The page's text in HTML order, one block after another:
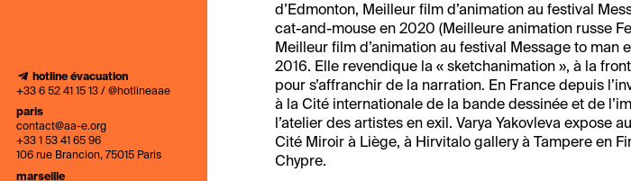
hotline évacuation
+33 6 52 41 15 13 / @hotlineaae
paris
contact@aa-e.org
+33 1 53 41 65 96
106 rue Brancion, 75015 Paris
marseille
d’Edmonton, Meilleur film d’animation au festival
cat-and-mouse en 2020 (Meilleure animation russe
Meilleur film d’animation au festival Message to man
2016. Elle revendique la « sketchanimation », à la
pour s’affranchir de la narration. En France depuis
à la Cité internationale de la bande dessinée et de
l’atelier des artistes en exil. Varya Yakovleva expose
Cité Miroir à Liège, à Hirvitalo gallery à Tampere en
Chypre.